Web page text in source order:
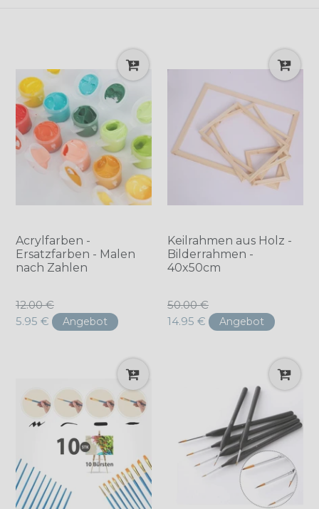
Acrylfarben -
Ersatzfarben - Malen
nach Zahlen
Normaler
Preis
12.00 €
5.95 €
Angebot
Keilrahmen aus Holz -
Bilderrahmen -
40x50cm
Normaler
Preis
50.00 €
14.95 €
Angebot